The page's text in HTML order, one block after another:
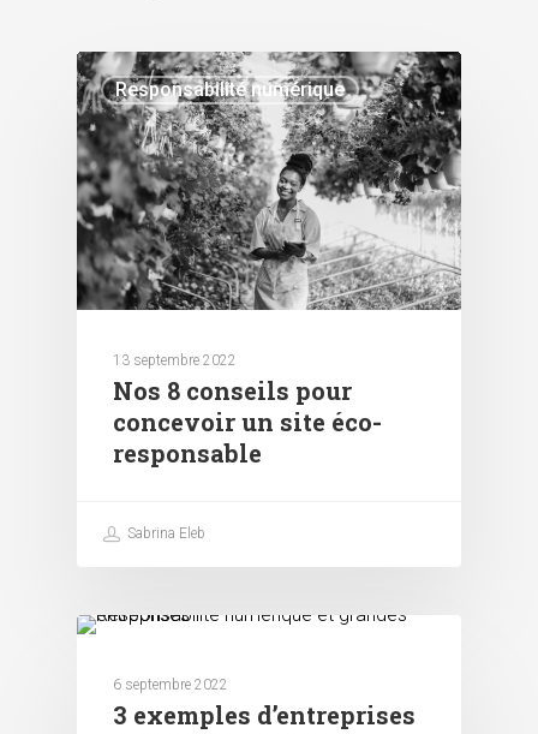
Responsabilité numérique
13 septembre 2022
Nos 8 conseils pour
concevoir un site éco-
responsable
Sabrina Eleb
6 septembre 2022
3 exemples d’entreprises